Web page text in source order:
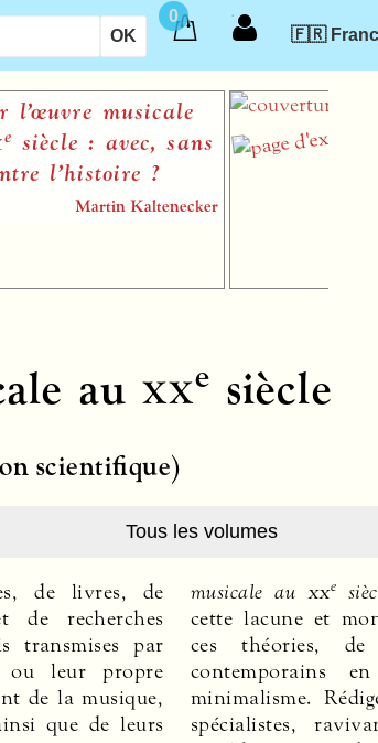
0
🇫🇷
Alter
auxxe siècle
scientifique)
Tous les volumes
de livres, de
de recherches
transmises par
leur propre
de la musique,
que de leurs
musicale au xxe
cette lacune et
ces théories, de
contemporains
minimalisme.
spécialistes,